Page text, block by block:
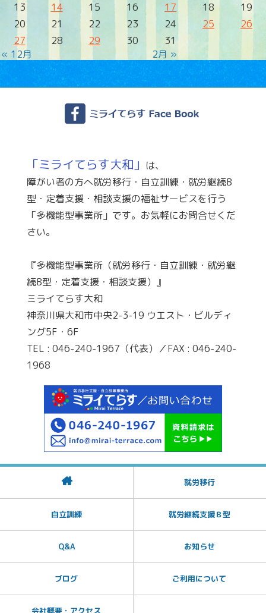
« 12月 2月 »
13
14 15 16 17 18
19
20
21 22 23 24 25
26
27
28 29 30 31
「ミライてらす大和」 は、
障がい者の方へ就労移行・自立訓練・就労継続B
型・定着支援・相談支援の福祉サービスを行う
「多機能型事業所」です。お気軽にお問合せくだ
さい。
『多機能型事業所（就労移行・自立訓練・就労継
続B型・定着支援・相談支援）』
ミライてらす大和
神奈川県大和市中央2-3-19 ウエスト・ビルディ
ング5F・6F
TEL : 046-240-1967（代表）／FAX : 046-240-
1968
就労移行
自立訓練 就労継続支援Ｂ型
Q&A お知らせ
ブログ ご利用について
会社概要・アクセス